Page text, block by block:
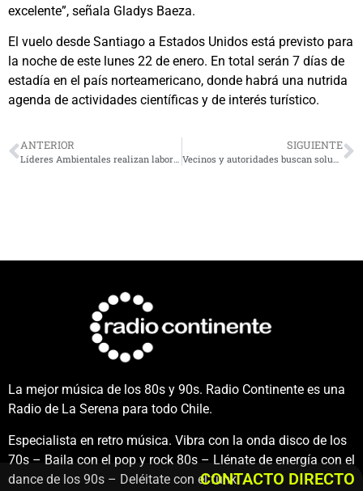
excelente”, señala Gladys Baeza.
El vuelo desde Santiago a Estados Unidos está previsto para
la noche de este lunes 22 de enero. En total serán 7 días de
estadía en el país norteamericano, donde habrá una nutrida
agenda de actividades científicas y de interés turístico.
ANTERIOR
Líderes Ambientales realizan labor voluntaria en ecosistemas costeros
SIGUIENTE
Vecinos y autoridades buscan soluciones a problemas de acceso al agua en Alfalfares
La mejor música de los 80s y 90s. Radio Continente es una
Radio de La Serena para todo Chile.
Especialista en retro música. Vibra con la onda disco de los
70s – Baila con el pop y rock 80s – Llénate de energía con el
dance de los 90s – Deléitate con el funk.CONTACTO DIRECTO